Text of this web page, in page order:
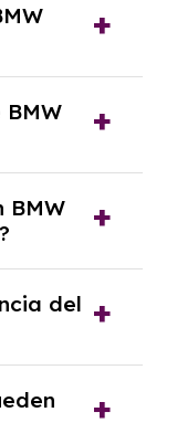
en el que
el uso del
en
BMW
siempre y
de renting.
del
entre 2 y 5